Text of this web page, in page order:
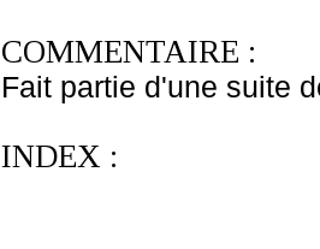
COMMENTAIRE :
Fait partie d'une suite
INDEX :